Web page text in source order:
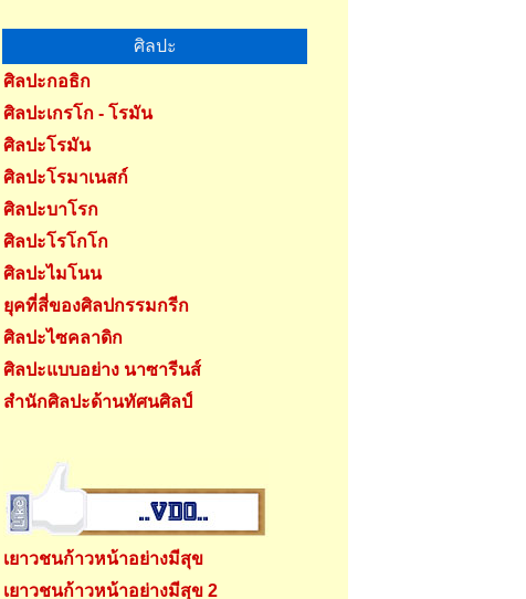
ศิลปะ
ศิลปะกอธิก
ศิลปะเกรโก - โรมัน
ศิลปะโรมัน
ศิลปะโรมาเนสก์
ศิลปะบาโรก
ศิลปะโรโกโก
ศิลปะไมโนน
ยุคที่สี่ของศิลปกรรมกรีก
ศิลปะไซคลาดิก
ศิลปะแบบอย่าง นาซารีนส์
สำนักศิลปะด้านทัศนศิลป์
เยาวชนก้าวหน้าอย่างมีสุข
เยาวชนก้าวหน้าอย่างมีสุข 2